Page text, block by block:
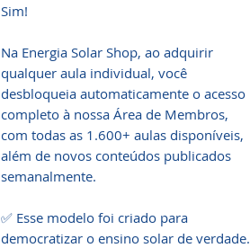
Sim!
Na Energia Solar Shop, ao adquirir
qualquer aula individual, você
desbloqueia automaticamente o acesso
completo à nossa Área de Membros,
com todas as 1.600+ aulas disponíveis,
além de novos conteúdos publicados
semanalmente.
✅ Esse modelo foi criado para
democratizar o ensino solar de verdade.